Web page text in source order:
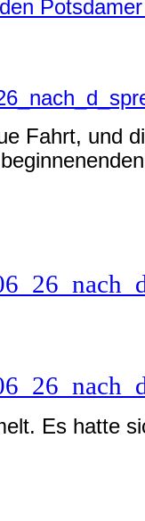
Fahrt, und
Es hatte